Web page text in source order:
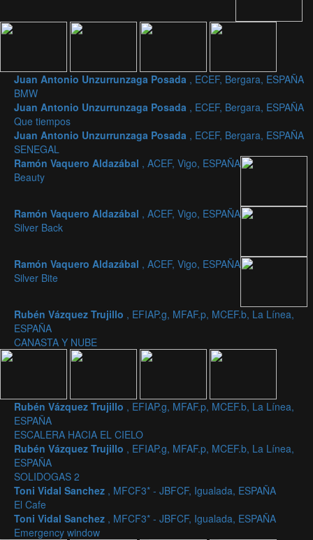
Juan Antonio Unzurrunzaga Posada , ECEF, Bergara, ESPAÑA
BMW
Juan Antonio Unzurrunzaga Posada , ECEF, Bergara, ESPAÑA
Que tiempos
Juan Antonio Unzurrunzaga Posada , ECEF, Bergara, ESPAÑA
SENEGAL
Ramón Vaquero Aldazábal , ACEF, Vigo, ESPAÑA
Beauty
Ramón Vaquero Aldazábal , ACEF, Vigo, ESPAÑA
Silver Back
Ramón Vaquero Aldazábal , ACEF, Vigo, ESPAÑA
Silver Bite
Rubén Vázquez Trujillo , EFIAP.g, MFAF.p, MCEF.b, La Línea,
ESPAÑA
CANASTA Y NUBE
Rubén Vázquez Trujillo , EFIAP.g, MFAF.p, MCEF.b, La Línea,
ESPAÑA
ESCALERA HACIA EL CIELO
Rubén Vázquez Trujillo , EFIAP.g, MFAF.p, MCEF.b, La Línea,
ESPAÑA
SOLIDOGAS 2
Toni Vidal Sanchez , MFCF3* - JBFCF, Igualada, ESPAÑA
El Cafe
Toni Vidal Sanchez , MFCF3* - JBFCF, Igualada, ESPAÑA
Emergency window